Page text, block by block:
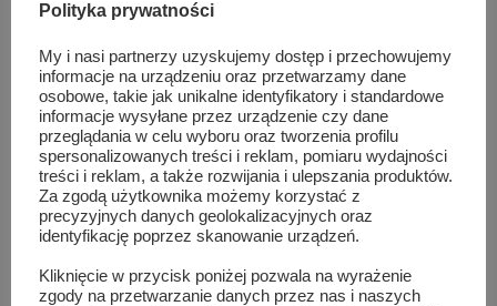
Ostatnio dodane Popularne artykuły
Prestiżowe nagrody dla szydłowieckiego
muzeum za wyjątkową wystawę o witrażach
sie 7, 2026
Pokazy hutnicze, zabytkowe auta i koncert
Natalii Nykiel. Tak wyglądało...
Polityka prywatności
My i nasi partnerzy uzyskujemy dostęp i przechowujemy
informacje na urządzeniu oraz przetwarzamy dane
osobowe, takie jak unikalne identyfikatory i standardowe
informacje wysyłane przez urządzenie czy dane
przeglądania w celu wyboru oraz tworzenia profilu
spersonalizowanych treści i reklam, pomiaru wydajności
treści i reklam, a także rozwijania i ulepszania produktów.
Za zgodą użytkownika możemy korzystać z
precyzyjnych danych geolokalizacyjnych oraz
identyfikację poprzez skanowanie urządzeń.
Kliknięcie w przycisk poniżej pozwala na wyrażenie
zgody na przetwarzanie danych przez nas i naszych